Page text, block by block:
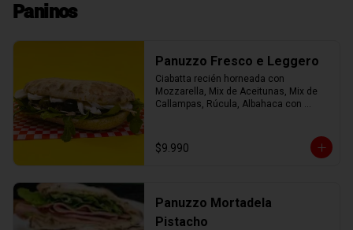
Paninos
Panuzzo Fresco e Leggero
Ciabatta recién horneada con
Mozzarella, Mix de Aceitunas, Mix de
Callampas, Rúcula, Albahaca con
$9.990
Panuzzo Mortadela
Pistacho